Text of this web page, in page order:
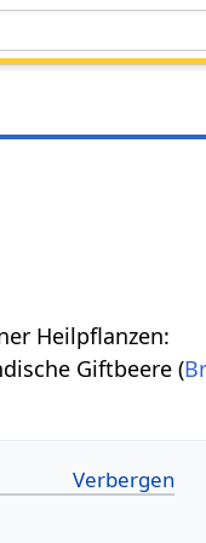
Heilpflanzen:
Giftbeere (